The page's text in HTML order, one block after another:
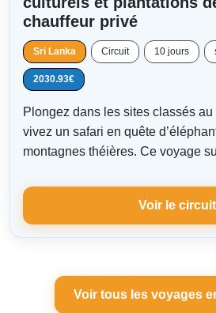
chauffeur privé
Sri Lanka Circuit 10 jours
2030.93€
Plongez dans les sites classés
vivez un safari en quête
montagnes théières. Ce voyage
Voir le circuit
Voir tous les voyages